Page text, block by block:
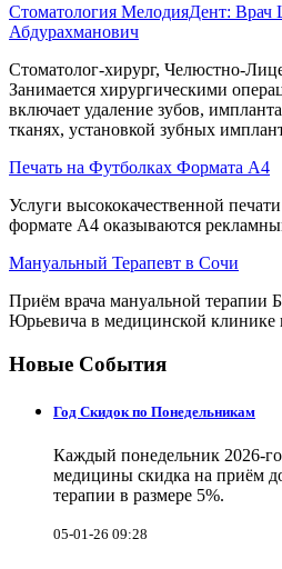
Стоматология МелодияДент:
Абдурахманович
Стоматолог-хирург, Челюстно-
Занимается хирургическими
включает удаление зубов,
тканях, установкой зубных
Печать на Футболках Формата А4
Услуги высококачественной
формате А4 оказываются
Мануальный Терапевт в Сочи
Приём врача мануальной терапии
Юрьевича в медицинской клинике
Новые События
Год Скидок по Понедельникам
Каждый понедельник 2026-
медицины скидка на приём
терапии в размере 5%.
05-01-26 09:28